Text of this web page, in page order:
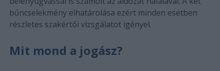
bűncselekmény elhatárolása ezért minden esetben
részletes szakértői vizsgálatot igényel.
Mit mond a jogász?